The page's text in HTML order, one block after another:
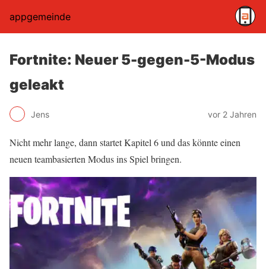
appgemeinde
Fortnite: Neuer 5-gegen-5-Modus
geleakt
Jens vor 2 Jahren
Nicht mehr lange, dann startet Kapitel 6 und das könnte einen
neuen teambasierten Modus ins Spiel bringen.